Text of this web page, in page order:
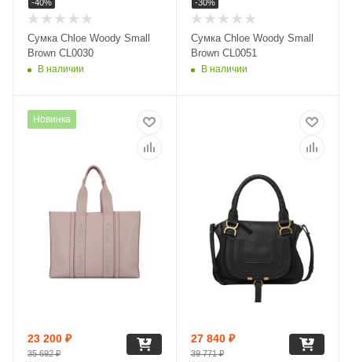
Сумка Chloe Woody Small
Brown CL0030
В наличии
-40%
Сумка Chloe Woody Small
Brown CL0051
В наличии
-30%
Новинка
23 200 ₽
35 692₽
27 840₽
39 771₽